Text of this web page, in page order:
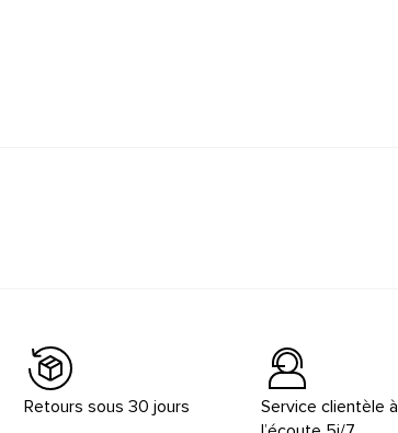
Retours sous 30 jours
Service clientèle à